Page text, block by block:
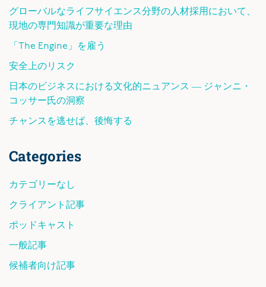
グローバルなライフサイエンス分野の人材採用において、
現地の専門知識が重要な理由
「The Engine」を雇う
安全上のリスク
日本のビジネスにおける文化的ニュアンス ― ジャンニ・
コッサー氏の洞察
チャンスを逃せば、後悔する
Categories
カテゴリーなし
クライアント記事
ポッドキャスト
一般記事
候補者向け記事